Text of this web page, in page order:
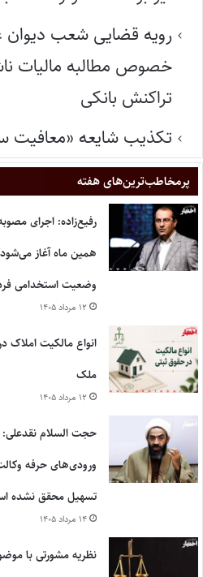
رویه قضایی شعب دیوان
خصوص مطالبه مالیات
تراکنش بانکی
تکذیب شایعه «معافیت
پر‌مخاطب‌ترین‌های هفته
رفیع‌زاده: اجرای
همین ماه آغاز
وضعیت استخدامی
۱۲ مرداد ۱۴۰۵
ملک
۱۲ مرداد ۱۴۰۵
حجت السلام
ورودی‌های حرفه
تسهیل محقق نشده
۱۴ مرداد ۱۴۰۵
نظریه مشورتی با